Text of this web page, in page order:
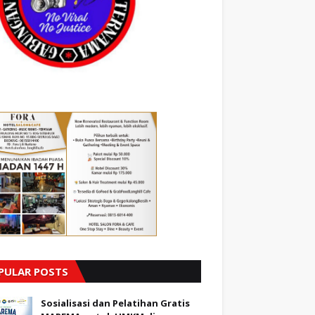
POSTS
Sosialisasi dan Pelatihan Gratis